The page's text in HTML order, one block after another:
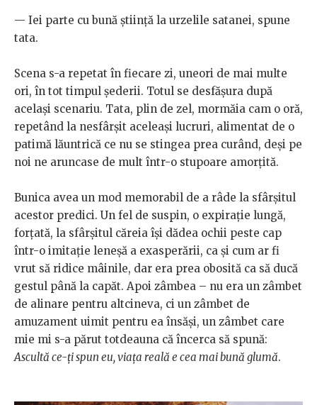
— Iei parte cu bună știință la urzelile satanei, spune
tata.
Scena s-a repetat în fiecare zi, uneori de mai multe
ori, în tot timpul șederii. Totul se desfășura după
același scenariu. Tata, plin de zel, mormăia cam o oră,
repetând la nesfârșit aceleași lucruri, alimentat de o
patimă lăuntrică ce nu se stingea prea curând, deși pe
noi ne aruncase de mult într-o stupoare amorțită.
Bunica avea un mod memorabil de a râde la sfârșitul
acestor predici. Un fel de suspin, o expirație lungă,
forțată, la sfârșitul căreia își dădea ochii peste cap
într-o imitație leneșă a exasperării, ca și cum ar fi
vrut să ridice mâinile, dar era prea obosită ca să ducă
gestul până la capăt. Apoi zâmbea – nu era un zâmbet
de alinare pentru altcineva, ci un zâmbet de
amuzament uimit pentru ea însăși, un zâmbet care
mie mi s-a părut totdeauna că încerca să spună:
Ascultă ce-ți spun eu, viața reală e cea mai bună glumă.